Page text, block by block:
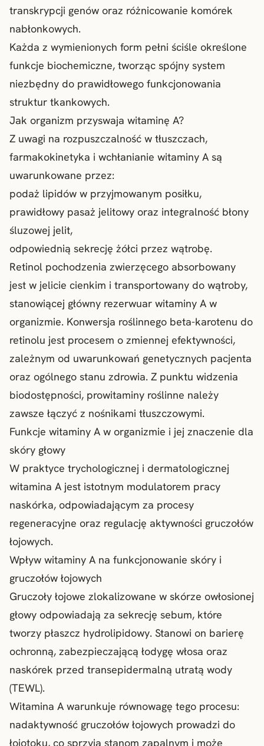
transkrypcji genów oraz różnicowanie komórek
nabłonkowych.
Każda z wymienionych form pełni ściśle określone
funkcje biochemiczne, tworząc spójny system
niezbędny do prawidłowego funkcjonowania
struktur tkankowych.
Jak organizm przyswaja witaminę A?
Z uwagi na rozpuszczalność w tłuszczach,
farmakokinetyka i wchłanianie witaminy A są
uwarunkowane przez:
podaż lipidów w przyjmowanym posiłku,
prawidłowy pasaż jelitowy oraz integralność błony
śluzowej jelit,
odpowiednią sekrecję żółci przez wątrobę.
Retinol pochodzenia zwierzęcego absorbowany
jest w jelicie cienkim i transportowany do wątroby,
stanowiącej główny rezerwuar witaminy A w
organizmie. Konwersja roślinnego beta-karotenu do
retinolu jest procesem o zmiennej efektywności,
zależnym od uwarunkowań genetycznych pacjenta
oraz ogólnego stanu zdrowia. Z punktu widzenia
biodostępności, prowitaminy roślinne należy
zawsze łączyć z nośnikami tłuszczowymi.
Funkcje witaminy A w organizmie i jej znaczenie dla
skóry głowy
W praktyce trychologicznej i dermatologicznej
witamina A jest istotnym modulatorem pracy
naskórka, odpowiadającym za procesy
regeneracyjne oraz regulację aktywności gruczołów
łojowych.
Wpływ witaminy A na funkcjonowanie skóry i
gruczołów łojowych
Gruczoły łojowe zlokalizowane w skórze owłosionej
głowy odpowiadają za sekrecję sebum, które
tworzy płaszcz hydrolipidowy. Stanowi on barierę
ochronną, zabezpieczającą łodygę włosa oraz
naskórek przed transepidermalną utratą wody
(TEWL).
Witamina A warunkuje równowagę tego procesu:
nadaktywność gruczołów łojowych prowadzi do
łojotoku, co sprzyja stanom zapalnym i może